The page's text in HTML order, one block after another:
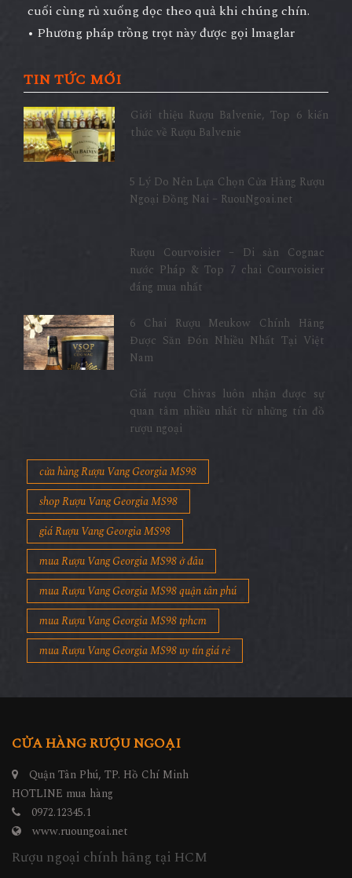
cuối cùng rủ xuống dọc theo quả khi chúng chín.
• Phương pháp trồng trọt này được gọi lmaglar
TIN TỨC MỚI
Giới thiệu Rượu Balvenie, Top 6 kiến
thức về Rượu Balvenie
5 Lý Do Nên Lựa Chọn Cửa Hàng Rượu
Ngoại Đồng Nai – RuouNgoai.net
Rượu Courvoisier – Di sản Cognac
nước Pháp & Top 7 chai Courvoisier
đáng mua nhất
6 Chai Rượu Meukow Chính Hãng
Được Săn Đón Nhiều Nhất Tại Việt
Nam
Giá rượu Chivas luôn nhận được sự
quan tâm nhiều nhất từ những tín đồ
rượu ngoại
cửa hàng Rượu Vang Georgia MS98
shop Rượu Vang Georgia MS98
giá Rượu Vang Georgia MS98
mua Rượu Vang Georgia MS98 ở đâu
mua Rượu Vang Georgia MS98 quận tân phú
mua Rượu Vang Georgia MS98 tphcm
mua Rượu Vang Georgia MS98 uy tín giá rẻ
CỬA HÀNG RƯỢU NGOẠI
Quận Tân Phú, TP. Hồ Chí Minh
HOTLINE mua hàng
0972.12345.1
www.ruoungoai.net
Rượu ngoại chính hãng tại HCM